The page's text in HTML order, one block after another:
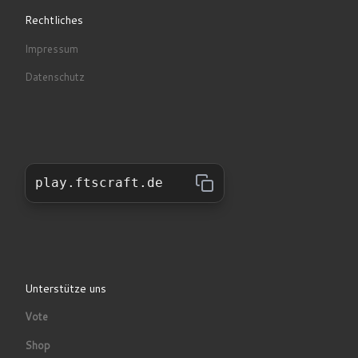
Rechtliches
Impressum
Datenschutz
play.ftscraft.de
Unterstütze uns
Vote
Shop